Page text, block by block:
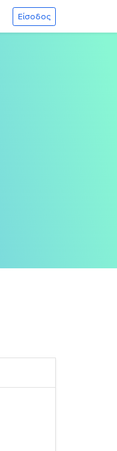
Είσοδος